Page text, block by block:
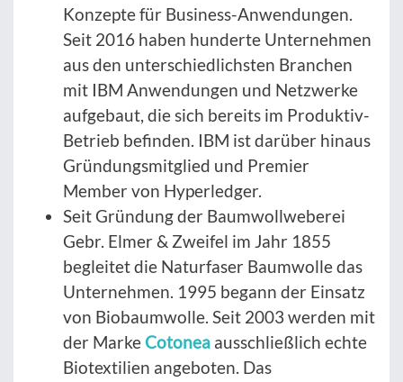
Konzepte für Business-Anwendungen.
Seit 2016 haben hunderte Unternehmen
aus den unterschiedlichsten Branchen
mit IBM Anwendungen und Netzwerke
aufgebaut, die sich bereits im Produktiv-
Betrieb befinden. IBM ist darüber hinaus
Gründungsmitglied und Premier
Member von Hyperledger.
Seit Gründung der Baumwollweberei
Gebr. Elmer & Zweifel im Jahr 1855
begleitet die Naturfaser Baumwolle das
Unternehmen. 1995 begann der Einsatz
von Biobaumwolle. Seit 2003 werden mit
der MarkeCotonea ausschließlich echte
Biotextilien angeboten. Das